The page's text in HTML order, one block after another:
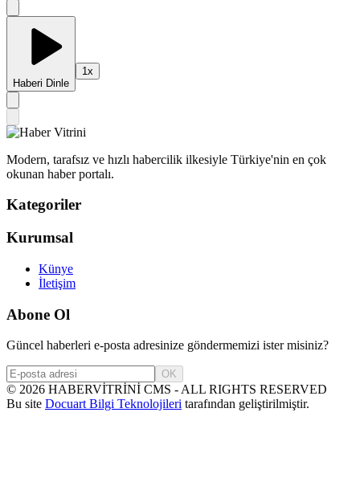
Haberi Dinle
1x
Modern, tarafsız ve hızlı habercilik ilkesiyle Türkiye'nin en çok
okunan haber portalı.
Kategoriler
Kurumsal
Künye
İletişim
Abone Ol
Güncel haberleri e-posta adresinize göndermemizi ister misiniz?
OK
© 2026 HABERVİTRİNİ CMS - ALL RIGHTS RESERVED
Bu site Docuart Bilgi Teknolojileri tarafından geliştirilmiştir.